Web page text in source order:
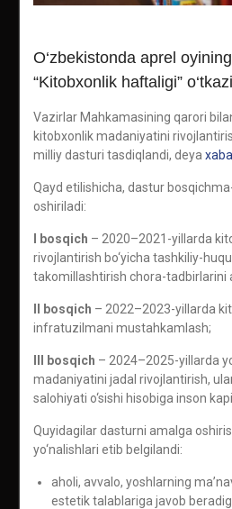
O‘zbekistonda aprel
“Kitobxonlik haftaligi”
Vazirlar Mahkamasining qarori
kitobxonlik madaniyatini
milliy dasturi tasdiqlandi, deya
Qayd etilishicha, dastur
oshiriladi:
I bosqich – 2020–2021-yillarda
rivojlantirish bo‘yicha tashkiliy-
takomillashtirish chora-tadbirlarini
II bosqich – 2022–2023-yillarda
infratuzilmani mustahkamlash;
III bosqich – 2024–2025-yillarda
madaniyatini jadal rivojlantirish,
salohiyati o‘sishi hisobiga inson
Quyidagilar dasturni amalga
yo‘nalishlari etib belgilandi:
aholi, avvalo, yoshlarning
estetik talablariga javob